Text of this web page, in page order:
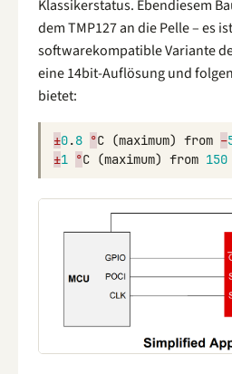
Klassikerstatus. Ebendiesem
dem TMP127 an die Pelle – es
softwarekompatible Variante
eine 14bit-Auflösung und
bietet:
±0.8 °C (maximum) from –
±1 °C (maximum) from 150